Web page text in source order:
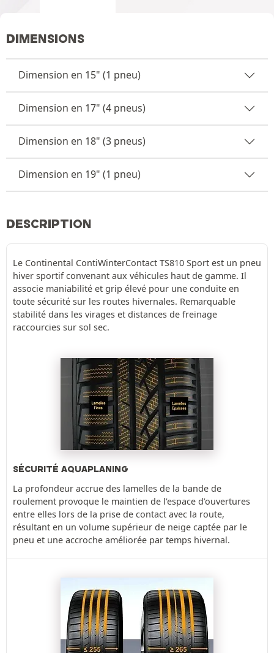
DIMENSIONS
Dimension en 15" (1 pneu)
Dimension en 17" (4 pneus)
Dimension en 18" (3 pneus)
Dimension en 19" (1 pneu)
DESCRIPTION
Le Continental ContiWinterContact TS810 Sport est un pneu
hiver sportif convenant aux véhicules haut de gamme. Il
associe maniabilité et grip élevé pour une conduite en
toute sécurité sur les routes hivernales. Remarquable
stabilité dans les virages et distances de freinage
raccourcies sur sol sec.
SÉCURITÉ AQUAPLANING
La profondeur accrue des lamelles de la bande de
roulement provoque le maintien de l'espace d’ouvertures
entre elles lors de la prise de contact avec la route,
résultant en un volume supérieur de neige captée par le
pneu et une accroche améliorée par temps hivernal.